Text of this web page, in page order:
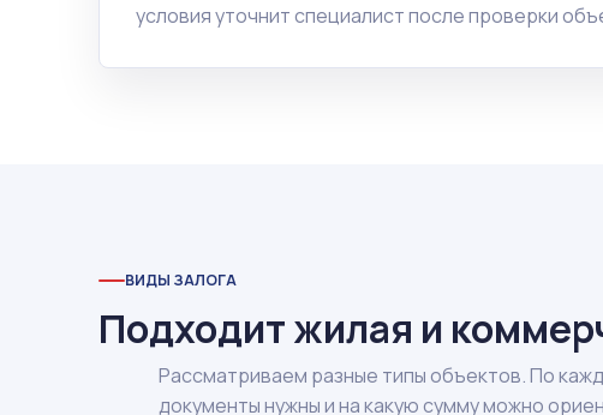
условия уточнит специалист после проверки
ВИДЫ ЗАЛОГА
Подходит жилая и
Рассматриваем разные типы объектов. По
документы нужны и на какую сумму можно